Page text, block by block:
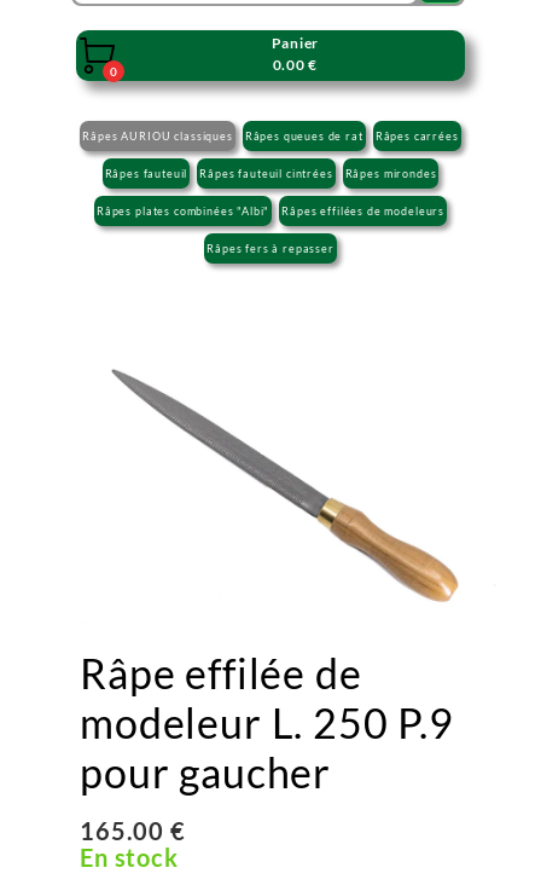

0
Panier
0.00 €
Râpes AURIOU classiques Râpes queues de rat Râpes carrées
Râpes fauteuil Râpes fauteuil cintrées Râpes mirondes
Râpes plates combinées "Albi" Râpes effilées de modeleurs
Râpes fers à repasser
Râpe effilée de
modeleur L. 250 P.9
pour gaucher
165.00 €
En stock